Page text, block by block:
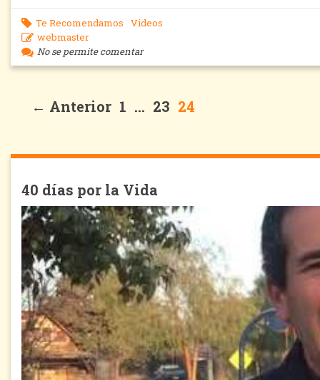
Te Recomendamos
Videos
webmaster
No se permite comentar
← Anterior 1 … 23 24
40 días por la Vida